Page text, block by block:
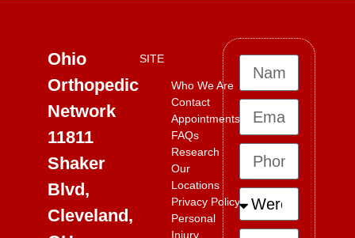
Ohio
Orthopedic
Network
11811
Shaker
Blvd,
Cleveland,
SITE
Who We Are
Contact
Appointments
FAQs
Research
Our
Locations
Privacy Policy
Personal
Injury